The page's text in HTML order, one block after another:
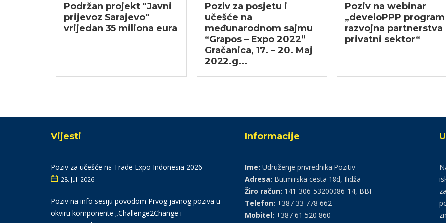
Podržan projekt "Javni
prijevoz Sarajevo"
vrijedan 35 miliona eura
Poziv za posjetu i
učešće na
međunarodnom sajmu
“Grapos – Expo 2022”
Gračanica, 17. – 20. Maj
2022.g...
Poziv na webinar
„develoPPP program
razvojna partnerstva
privatni sektor“
Vijesti
Poziv za učešće na Trade Expo Indonesia 2026
28. Juli 2026
Poziv na info sesiju povodom Prvog javnog poziva u
okviru komponente „Challenge2Change i
Informacije
Ime: Udruženje privrednika Pozitiv
Adresa: Butmirska cesta 18d, Ilidža
Žiro račun: 141-306-53200086-14, BBI
Telefon: +387 33 778 662
Mobitel: +387 61 520 860